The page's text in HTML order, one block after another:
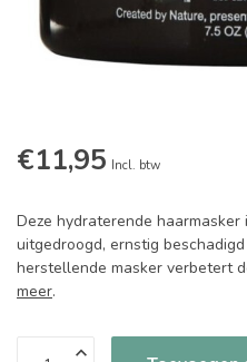
€11,95 Incl. btw
Deze hydraterende
uitgedroogd, ernstig
herstellende masker verbetert
meer.